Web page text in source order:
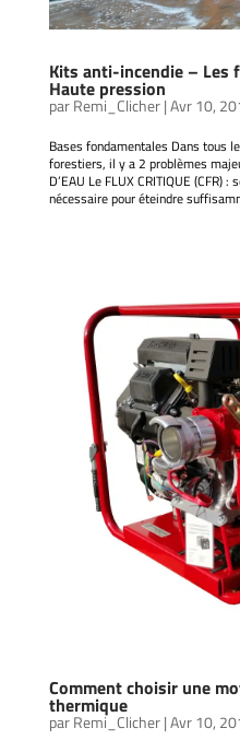
Kits anti-incendie – Les
Haute pression
parRemi_Clicher|Avr 10,
Bases fondamentales Dans tous
forestiers, il y a 2 problèmes
D’EAU Le FLUX CRITIQUE (CFR)
nécessaire pour éteindre
Comment choisir une
thermique
parRemi_Clicher|Avr 10,